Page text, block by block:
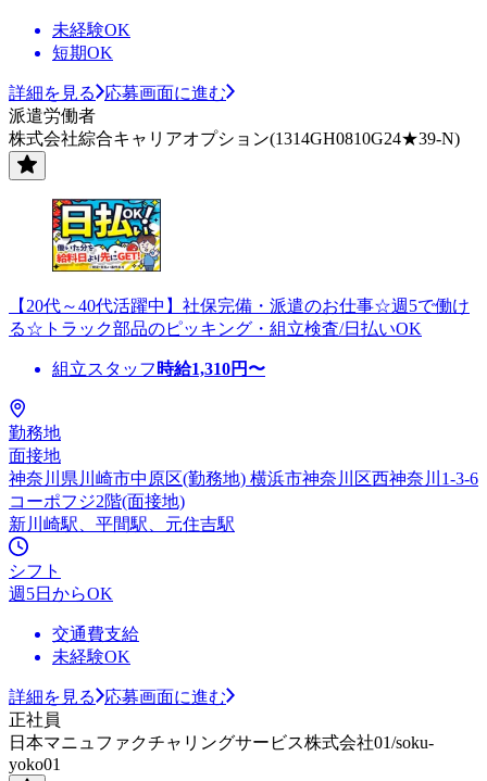
未経験OK
短期OK
詳細を見る
応募画面に進む
派遣労働者
株式会社綜合キャリアオプション(1314GH0810G24★39-N)
【20代～40代活躍中】社保完備・派遣のお仕事☆週5で働け
る☆トラック部品のピッキング・組立検査/日払いOK
組立スタッフ 時給1,310円〜
勤務地
面接地
神奈川県川崎市中原区(勤務地) 横浜市神奈川区西神奈川1-3-6
コーポフジ2階(面接地)
新川崎駅、平間駅、元住吉駅
シフト
週5日からOK
交通費支給
未経験OK
詳細を見る
応募画面に進む
正社員
日本マニュファクチャリングサービス株式会社01/soku-
yoko01